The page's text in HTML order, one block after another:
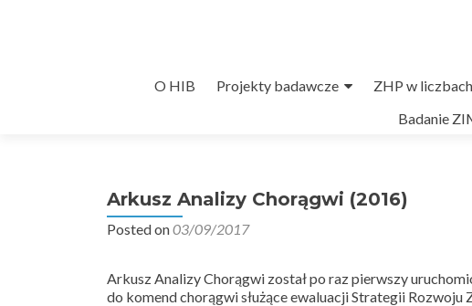
O HIB Projekty badawcze ZHP w liczbach
Badanie
Arkusz Analizy Chorągwi (2016)
Posted on03/09/2017
Arkusz Analizy Chorągwi został po raz pierwszy
do komend chorągwi służące ewaluacji Strategii Rozwoju